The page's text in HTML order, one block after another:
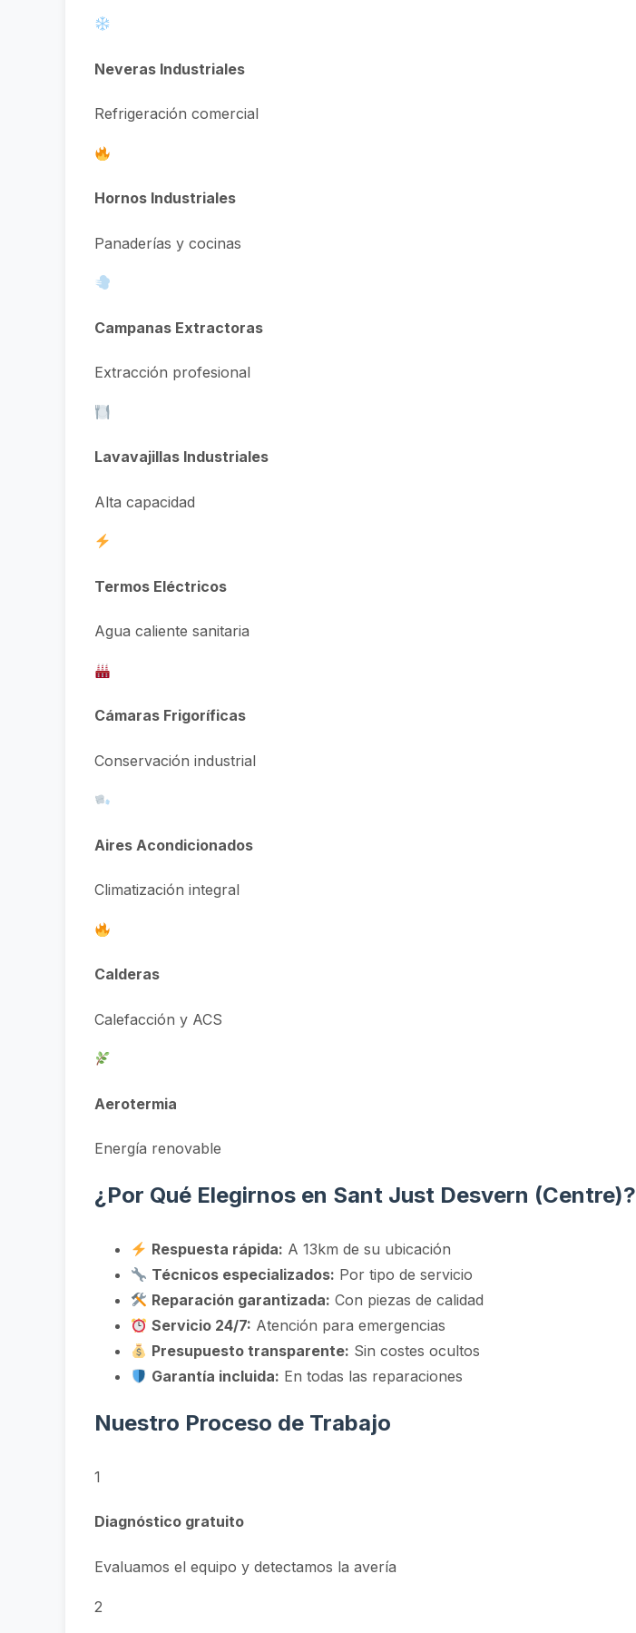
Neveras Industriales
Refrigeración comercial
Hornos Industriales
Panaderías y cocinas
Campanas Extractoras
Extracción profesional
Lavavajillas Industriales
Alta capacidad
Termos Eléctricos
Agua caliente sanitaria
Cámaras Frigoríficas
Conservación industrial
Aires Acondicionados
Climatización integral
Calderas
Calefacción y ACS
Aerotermia
Energía renovable
¿Por Qué Elegirnos en Sant Just Desvern (Centre)?
Respuesta rápida: A 13km de su ubicación
Técnicos especializados: Por tipo de servicio
Reparación garantizada: Con piezas de calidad
Servicio 24/7: Atención para emergencias
Presupuesto transparente: Sin costes ocultos
Garantía incluida: En todas las reparaciones
Nuestro Proceso de Trabajo
1
Diagnóstico gratuito
Evaluamos el equipo y detectamos la avería
2